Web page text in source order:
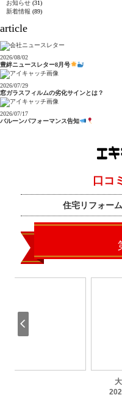
お知らせ (31)
新着情報 (89)
article
2026/08/02
豊絆ニュースレター8月号
2026/07/29
窓ガラスフィルムの劣化サインとは？
2026/07/17
バルーンパフォーマンス告知